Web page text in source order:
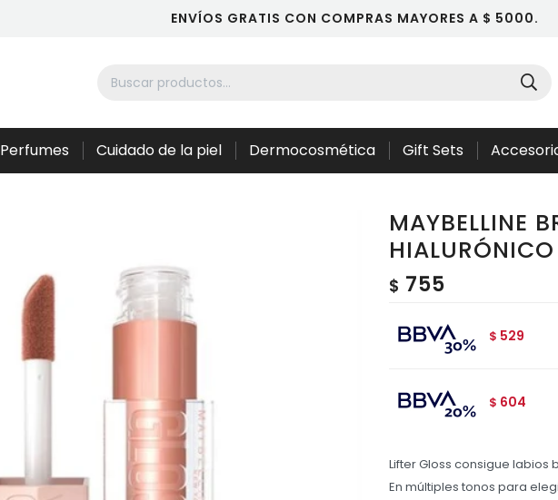
ENVÍOS GRATIS CON COMPRAS MAYORES A $ 5000.
Perfumes Cuidado de la piel Dermocosmética Gift Sets
MAYBELLINE
$ 755
$ 529
$ 604
Lifter Gloss consigue
En múltiples tonos para